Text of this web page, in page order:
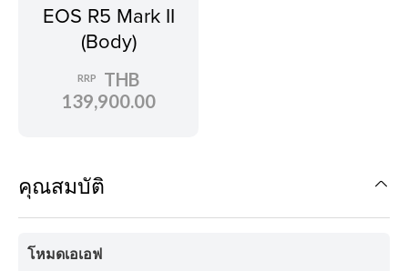
EOS R5 Mark II
(Body)
RRP
THB
139,900.00
คุณสมบัติ
โหมดเอเอฟ